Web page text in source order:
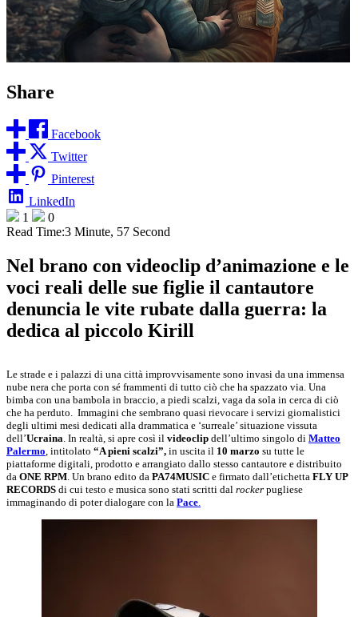
Share
Facebook
Twitter
Pinterest
LinkedIn
1
0
Read Time:3 Minute, 57 Second
Nel brano con videoclip d’animazione e le
voci reali delle sue figlie il cantautore
denuncia le vite rubate dalla guerra: la
dedica al piccolo Kirill
Le strade e i palazzi di una città improvvisamente sono invasi da una immensa
nube nera che porta con sé frammenti di tutto ciò che ha spazzato via. Una
bimba con una bambola in braccio, a piedi scalzi, vaga da sola in cerca di ciò
che ha perduto. Immagini che sembrano quasi rievocare i servizi giornalistici
degli ultimi mesi dedicati alla drammatica e ‘surreale’ situazione vissuta
dell’Ucraina . In realtà, si apre così il videoclip dell’ultimo singolo di Matteo
Palermo , intitolato “A pieni scalzi”, in uscita il 10 marzo su tutte le
piattaforme digitali, prodotto e arrangiato dallo stesso cantautore e distribuito
da ONE RPM . Un brano edito da PA74MUSIC e firmato dall’etichetta FLY UP
RECORDS di cui testo e musica sono stati scritti dal rocker pugliese
immaginando di poter dialogare con la Pace